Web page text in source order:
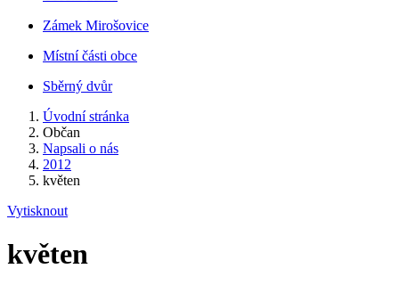
Zámek Mirošovice
Místní části obce
Sběrný dvůr
Úvodní stránka
Občan
Napsali o nás
2012
květen
Vytisknout
květen